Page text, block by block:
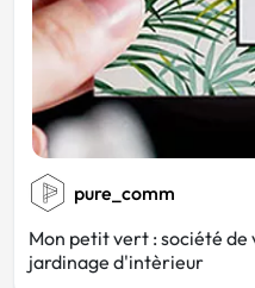
pure_comm
Mon petit vert : société
jardinage d'intèrieur